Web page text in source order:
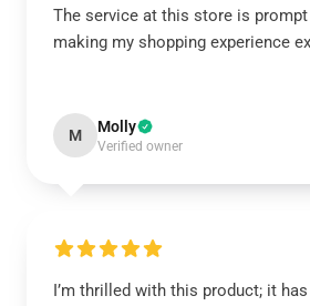
The service at this store is prompt
making my shopping experience
M Molly
Verified owner
I’m thrilled with this product; it